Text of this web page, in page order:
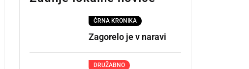
ČRNA KRONIKA
Zagorelo je v naravi
DRUŽABNO